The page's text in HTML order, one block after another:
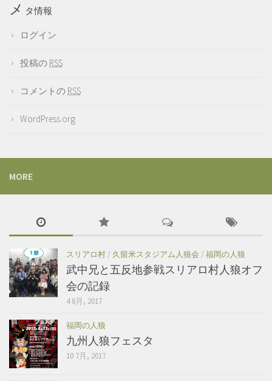
メ タ情報
ログイン
投稿の RSS
コメントの RSS
WordPress.org
MORE
スリアロ村 / 久留米スタジアム人狼会 / 福岡の人狼
武中兄と五反地参戦スリアロ村人狼オフ
会の記録
4 8月, 2017
福岡の人狼
九州人狼フェスタ
10 7月, 2017